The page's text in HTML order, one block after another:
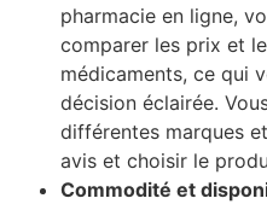
pharmacie en ligne,
comparer les prix et
médicaments, ce qui
décision éclairée.
différentes marques
avis et choisir le
Commodité et